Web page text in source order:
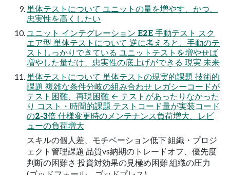
単体テストについて ユニットの量を増やす、かつ、
忠実性を高くしたい
ユニット インテグレーション E2E 手動テスト スク
エア型 単体テストについて 逆に考えると、手動のテ
ストしっかりできている ユニットテストを増やせば
増やした量だけ、忠実性の底上げができる 現実 未来
単体テストについて 単体テストの現実的課題 技術的
課題 複雑な条件分岐の組み合わせ レガシーコードが
テスト困難、再現困難 ← テストがあったりなかった
り コスト・時間的課題 テストコード量が実装コード
の2-3倍 仕様変更時のメンテナンス負荷増大、レビ
ューの負荷増大
スキルの個人差、モチベーション低下 組織・プロジ
ェクト管理課題 品質vs納期のトレードオフ、優先度
判断の困難さ 投資対効果の見極め困難 組織の圧力